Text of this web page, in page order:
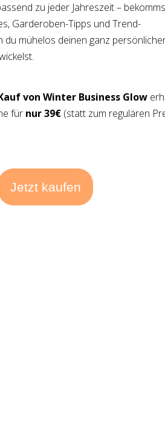
zu jeder Jahreszeit –
Garderoben-Tipps und Trend-
du mühelos deinen ganz
von Winter Business Glow
für nur 39€ (statt zum regulären
Jetzt kaufen